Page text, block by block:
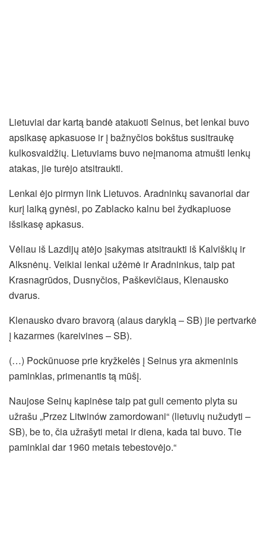
Lietuviai dar kartą bandė atakuoti Seinus, bet lenkai buvo
apsikasę apkasuose ir į bažnyčios bokštus susitraukę
kulkosvaidžių. Lietuviams buvo neįmanoma atmušti lenkų
atakas, jie turėjo atsitraukti.
Lenkai ėjo pirmyn link Lietuvos. Aradninkų savanoriai dar
kurį laiką gynėsi, po Zablacko kalnu bei žydkapiuose
išsikasę apkasus.
Vėliau iš Lazdijų atėjo įsakymas atsitraukti iš Kalviškių ir
Alksnėnų. Veikiai lenkai užėmė ir Aradninkus, taip pat
Krasnagrūdos, Dusnyčios, Paškevičiaus, Klenausko
dvarus.
Klenausko dvaro bravorą (alaus daryklą – SB) jie pertvarkė
į kazarmes (kareivines – SB).
(…) Pockūnuose prie kryžkelės į Seinus yra akmeninis
paminklas, primenantis tą mūšį.
Naujose Seinų kapinėse taip pat guli cemento plyta su
užrašu „Przez Litwinów zamordowani“ (lietuvių nužudyti –
SB), be to, čia užrašyti metai ir diena, kada tai buvo. Tie
paminklai dar 1960 metais tebestovėjo.“